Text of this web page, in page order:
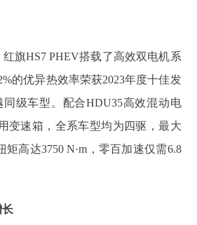
旗HS7 PHEV搭载了高效双电机系
的优异热效率荣获2023年度十佳发
级车型。配合HDU35高效混动电
变速箱，全系车型均为四驱，最大
矩高达3750 N·m，零百加速仅需6.8
长